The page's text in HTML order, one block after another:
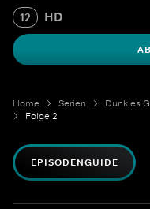
12 HD
Home Serien
Folge 2
EPISODENGUIDE